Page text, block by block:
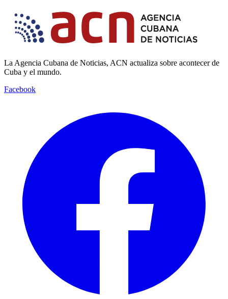
La Agencia Cubana de Noticias, ACN actualiza sobre acontecer de
Cuba y el mundo.
Facebook